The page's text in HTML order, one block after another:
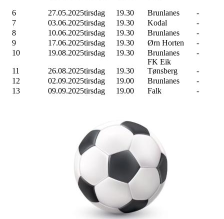
6 27.05.2025tirsdag 19.30 Brunlanes
-
7
03.06.2025tirsdag 19.30 Kodal
-
8
10.06.2025tirsdag 19.30 Brunlanes
-
9
17.06.2025tirsdag 19.30 Ørn Horten
-
10
19.08.2025tirsdag 19.30 Brunlanes -
11 26.08.2025tirsdag 19.30
FK Eik
Tønsberg
-
12
02.09.2025tirsdag 19.00 Brunlanes
-
13
09.09.2025tirsdag 19.00 Falk -